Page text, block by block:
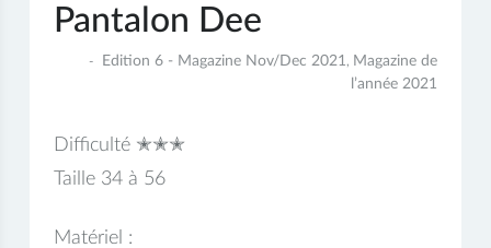
Pantalon Dee
Edition 6 - Magazine Nov/Dec 2021, Magazine de
l’année 2021
Difficulté ✭✭✭
Taille 34 à 56
Matériel :